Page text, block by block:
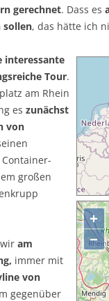
gerechnet. Dass es
sollen, das hätte ich
+
−
interessante
Tour.
am Rhein
es zunächst
von
großen
am
immer mit
von
gegenüber